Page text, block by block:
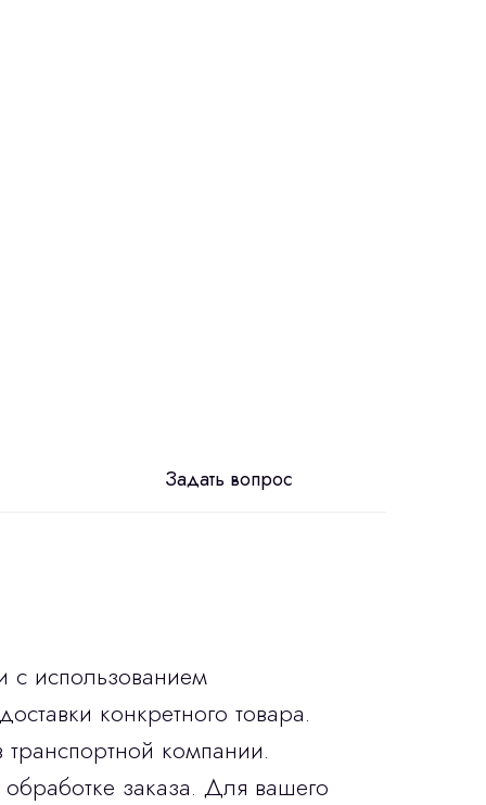
Задать вопрос
с использованием
конкретного товара.
компании.
заказа. Для вашего